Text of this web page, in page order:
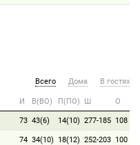
Всего Дома В гостях
И В(ВО) П(ПО) Ш О
73 43(6) 14(10) 277-185 108
74 34(10) 18(12) 252-203 100